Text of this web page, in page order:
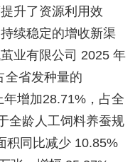
升了资源利用效
续稳定的增收新渠
业有限公司 2025 年
全省发种量的
增加28.71%，占全
全龄人工饲料养蚕规
积同比减少 10.85%